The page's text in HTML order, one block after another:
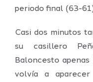
periodo final (63-
Casi dos minutos
su casillero
Baloncesto
volvía a